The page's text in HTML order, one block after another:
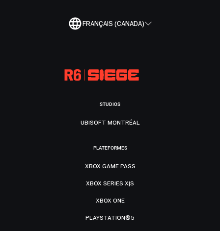
FRANÇAIS (CANADA)
STUDIOS
UBISOFT MONTRÉAL
PLATEFORMES
XBOX GAME PASS
XBOX SERIES X|S
XBOX ONE
PLAYSTATION®5